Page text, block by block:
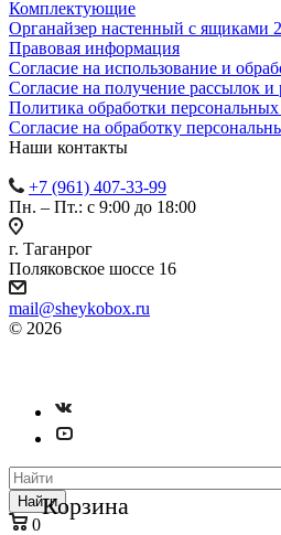
Комплектующие
Органайзер настенный с ящиками
Правовая информация
Согласие на использование и
Согласие на получение рассылок
Политика обработки
Согласие на обработку
Наши контакты
+7 (961) 407-33-99
Пн. – Пт.: с 9:00 до 18:00
г. Таганрог
Поляковское шоссе 16
mail@sheykobox.ru
© 2026
Найти
0
Корзина